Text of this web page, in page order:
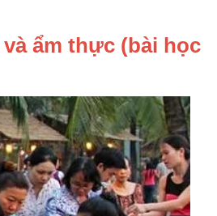
ẩm thực (bài học